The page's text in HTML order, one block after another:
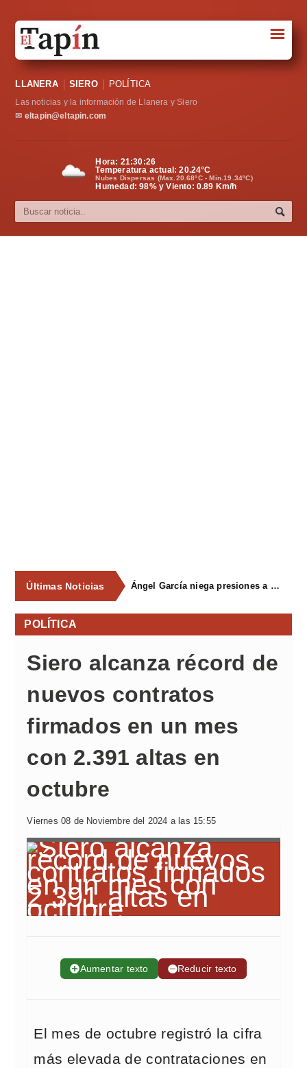
Sociedad
Política
Cultura
☰
LLANERA SIERO POLÍTICA
Las noticias y la información de Llanera y Siero
✉ eltapin@eltapin.com
Hora: 21:30:27
Temperatura actual:20.24°C
Nubes Dispersas (Max.20.68ºC - Min.19.34ºC)
Humedad: 98% y Viento: 0.89 Km/h
Últimas Noticias Ángel García niega presiones a comercios y asegura que el Ayuntamiento cumple "de manera muy rigurosa" la Ley de Contratos
POLÍTICA
Siero alcanza récord de
nuevos contratos
firmados en un mes
con 2.391 altas en
octubre
Viernes 08 de Noviembre del 2024 a las 15:55
➕Aumentar texto ➖Reducir texto
El mes de octubre registró la cifra
más elevada de contrataciones en